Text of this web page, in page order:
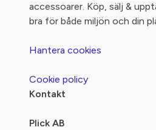
accessoarer. Köp, sälj &
bra för både miljön och din
Hantera cookies
Cookie policy
Kontakt
Plick AB